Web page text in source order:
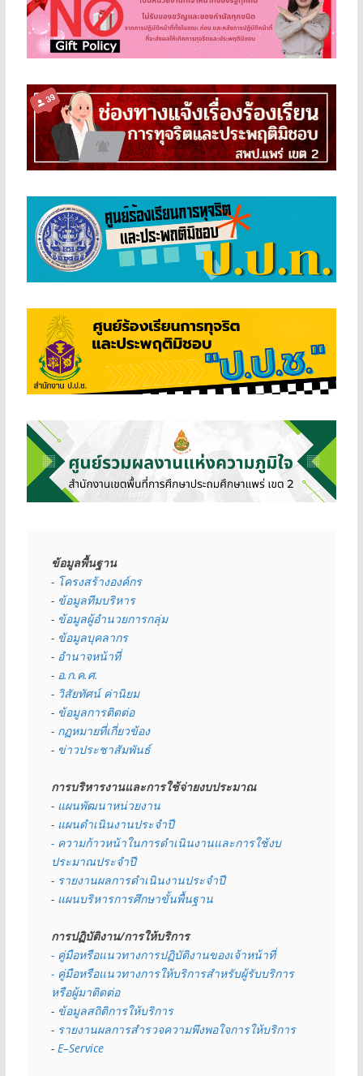
ข้อมูลพื้นฐาน
- โครงสร้างองค์กร
- ข้อมูลทีมบริหาร
- ข้อมูลผู้อำนวยการกลุ่ม
- ข้อมูลบุคลากร
- อำนาจหน้าที่
- อ.ก.ค.ศ.
- วิสัยทัศน์ ค่านิยม
- ข้อมูลการติดต่อ
- กฏหมายที่เกี่ยวข้อง
- ข่าวประชาสัมพันธ์
การบริหารงานและการใช้จ่ายงบประมาณ
- แผนพัฒนาหน่วยงาน
- แผนดำเนินงานประจำปี
- ความก้าวหน้าในการดำเนินงานและการใช้งบ
ประมาณประจำปี
- รายงานผลการดำเนินงานประจำปี
- แผนบริหารการศึกษาขั้นพื้นฐาน
การปฏิบัติงาน/การให้บริการ
- คู่มือหรือแนวทางการปฏิบัติงานของเจ้าหน้าที่
- คู่มือหรือแนวทางการให้บริการสำหรับผู้รับบริการ
หรือผู้มาติดต่อ
- ข้อมูลสถิติการให้บริการ
- รายงานผลการสำรวจความพึงพอใจการให้บริการ
- E–Service